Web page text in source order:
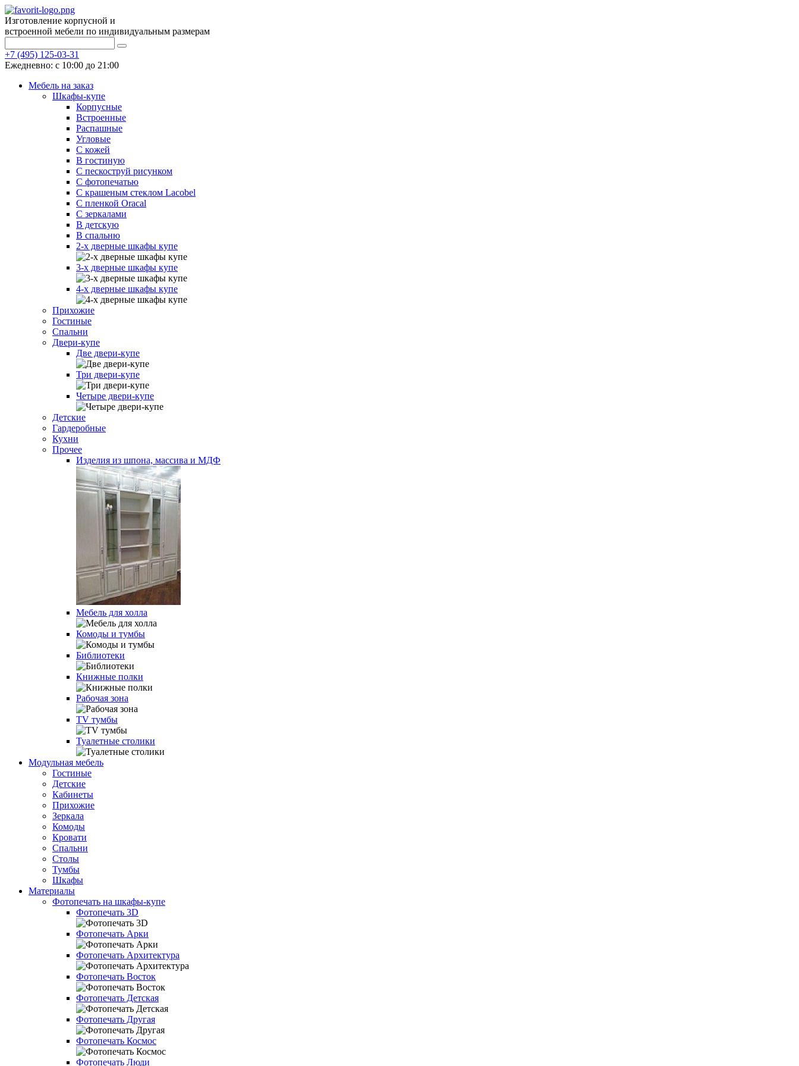
Изготовление корпусной и
встроенной мебели по индивидуальным размерам
+7 (495) 125-03-31
Ежедневно: с 10:00 до 21:00
Мебель на заказ
Шкафы-купе
Корпусные
Встроенные
Распашные
Угловые
С кожей
В гостиную
С пескоструй рисунком
С фотопечатью
С крашеным стеклом Lacobel
С пленкой Oracal
С зеркалами
В детскую
В спальню
2-х дверные шкафы купе
3-х дверные шкафы купе
4-х дверные шкафы купе
Прихожие
Гостиные
Спальни
Двери-купе
Две двери-купе
Три двери-купе
Четыре двери-купе
Детские
Гардеробные
Кухни
Прочее
Изделия из шпона, массива и МДФ
Мебель для холла
Комоды и тумбы
Библиотеки
Книжные полки
Рабочая зона
TV тумбы
Туалетные столики
Модульная мебель
Гостиные
Детские
Кабинеты
Прихожие
Зеркала
Комоды
Кровати
Спальни
Столы
Тумбы
Шкафы
Материалы
Фотопечать на шкафы-купе
Фотопечать 3D
Фотопечать Арки
Фотопечать Архитектура
Фотопечать Восток
Фотопечать Детская
Фотопечать Другая
Фотопечать Космос
Фотопечать Люди